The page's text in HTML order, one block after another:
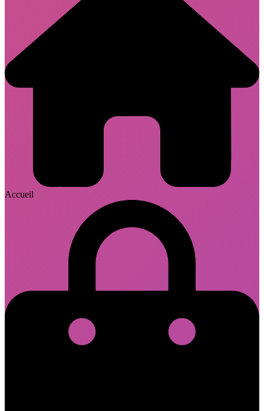
Accueil